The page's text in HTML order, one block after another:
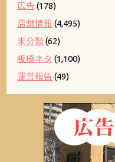
広告(178)
店舗情報 (4,495)
未分類(62)
板橋ネタ (1,100)
運営報告(49)